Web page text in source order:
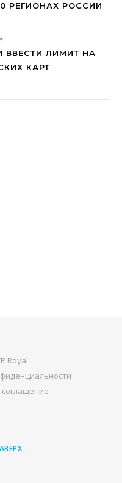
РЕГИОНАХ РОССИИ
ВВЕСТИ ЛИМИТ НА
КАРТ
Royal.